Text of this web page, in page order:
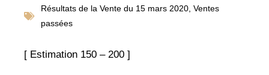
Résultats de la Vente du 15 mars 2020 Ventes
passées
[ Estimation 150 – 200 ]